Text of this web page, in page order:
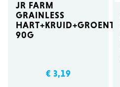
JR FARM
GRAINLESS
HART+KRUID+GROENTE
90G
€ 3,19